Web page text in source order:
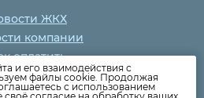
ЖКХ
компании
оплатить
Дома
информации
и его взаимодействия с
файлы cookie. Продолжая
с использованием